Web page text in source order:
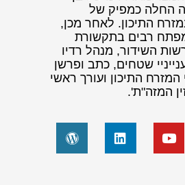
החלה כמפיק של
התיכון. לאחר מכן,
רבים בתקשורת
השידור, מנהל רדיו
שטחים, כתב ופרשן
המזרח התיכון ועורך ראשי
המזה"ת'.